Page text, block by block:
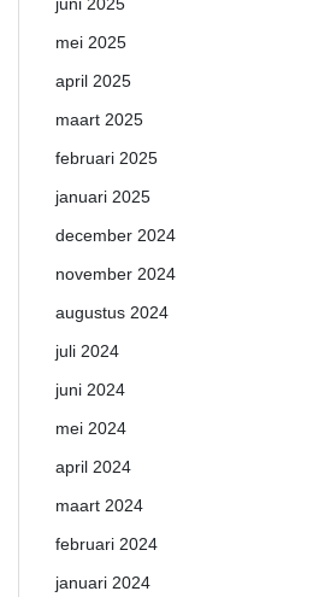
juni 2025
mei 2025
april 2025
maart 2025
februari 2025
januari 2025
december 2024
november 2024
augustus 2024
juli 2024
juni 2024
mei 2024
april 2024
maart 2024
februari 2024
januari 2024